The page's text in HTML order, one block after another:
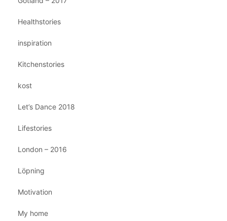
Healthstories
inspiration
Kitchenstories
kost
Let’s Dance 2018
Lifestories
London – 2016
Löpning
Motivation
My home